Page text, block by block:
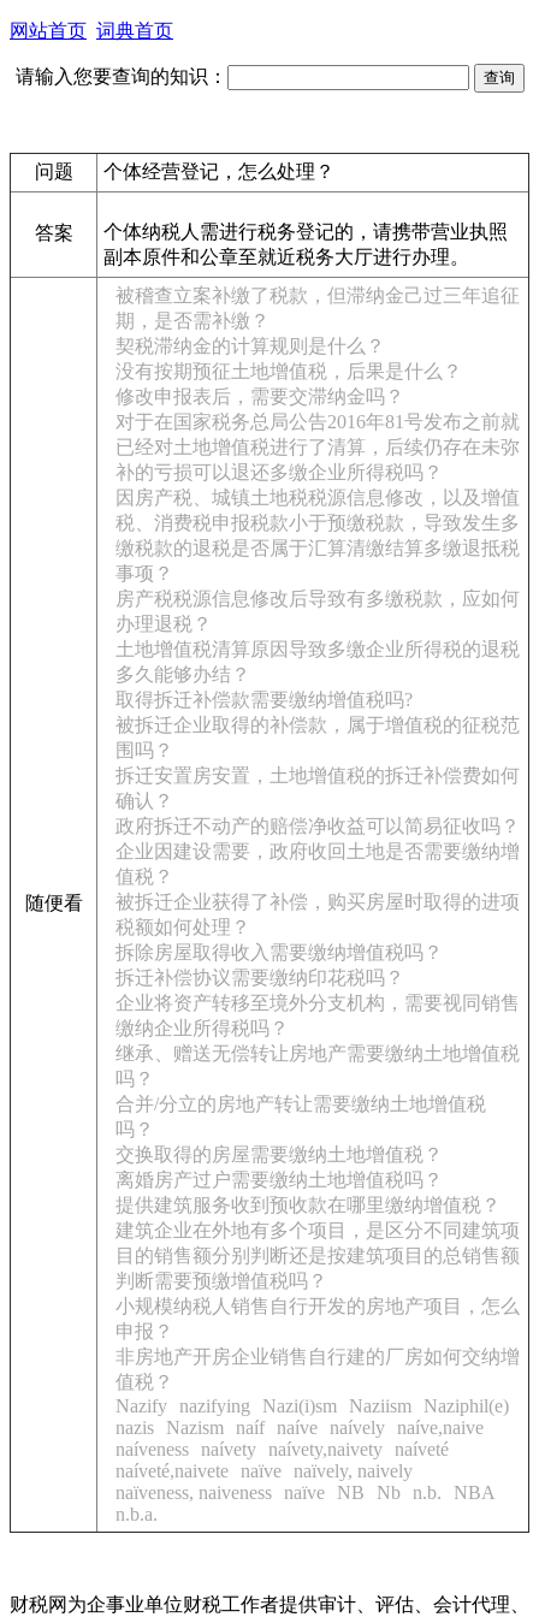
网站首页 词典首页
请输入您要查询的知识：
问题 个体经营登记，怎么处理？
答案
个体纳税人需进行税务登记的，请携带营业执照
副本原件和公章至就近税务大厅进行办理。
随便看
被稽查立案补缴了税款，但滞纳金己过三年追征
期，是否需补缴？
契税滞纳金的计算规则是什么？
没有按期预征土地增值税，后果是什么？
修改申报表后，需要交滞纳金吗？
对于在国家税务总局公告2016年81号发布之前就
已经对土地增值税进行了清算，后续仍存在未弥
补的亏损可以退还多缴企业所得税吗？
因房产税、城镇土地税税源信息修改，以及增值
税、消费税申报税款小于预缴税款，导致发生多
缴税款的退税是否属于汇算清缴结算多缴退抵税
事项？
房产税税源信息修改后导致有多缴税款，应如何
办理退税？
土地增值税清算原因导致多缴企业所得税的退税
多久能够办结？
取得拆迁补偿款需要缴纳增值税吗?
被拆迁企业取得的补偿款，属于增值税的征税范
围吗？
拆迁安置房安置，土地增值税的拆迁补偿费如何
确认？
政府拆迁不动产的赔偿净收益可以简易征收吗？
企业因建设需要，政府收回土地是否需要缴纳增
值税？
被拆迁企业获得了补偿，购买房屋时取得的进项
税额如何处理？
拆除房屋取得收入需要缴纳增值税吗？
拆迁补偿协议需要缴纳印花税吗？
企业将资产转移至境外分支机构，需要视同销售
缴纳企业所得税吗？
继承、赠送无偿转让房地产需要缴纳土地增值税
吗？
合并/分立的房地产转让需要缴纳土地增值税
吗？
交换取得的房屋需要缴纳土地增值税？
离婚房产过户需要缴纳土地增值税吗？
提供建筑服务收到预收款在哪里缴纳增值税？
建筑企业在外地有多个项目，是区分不同建筑项
目的销售额分别判断还是按建筑项目的总销售额
判断需要预缴增值税吗？
小规模纳税人销售自行开发的房地产项目，怎么
申报？
非房地产开房企业销售自行建的厂房如何交纳增
值税？
Nazify
nazifying Nazi(i)sm Naziism
Naziphil(e)
nazis
Nazism naíf naíve naívely
naíve,naive
naíveness
naívety naívety,naivety
naíveté
naíveté,naivete
naïve
naïvely, naively
naïveness, naiveness
naїve NB Nb n.b.
NBA
n.b.a.
财税网为企事业单位财税工作者提供审计、评估、会计代理、